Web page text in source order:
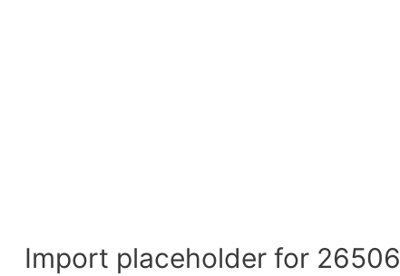
Import placeholder for 26506